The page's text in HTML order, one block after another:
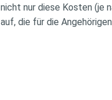
nicht nur diese Kosten (je
auf, die für die